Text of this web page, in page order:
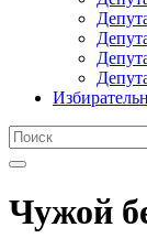
Чужой